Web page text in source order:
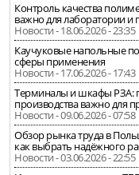
Контроль качества
важно для лаборатории и
Новости - 18.06.2026 - 23:35
Каучуковые напольные
сферы применения
Новости - 17.06.2026 - 17:43
Терминалы и шкафы РЗА:
производства важно для
Новости - 09.06.2026 - 07:58
Обзор рынка труда в
как выбрать надёжного
Новости - 03.06.2026 - 22:55